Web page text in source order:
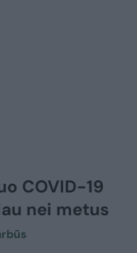
COVID-19
nei metus